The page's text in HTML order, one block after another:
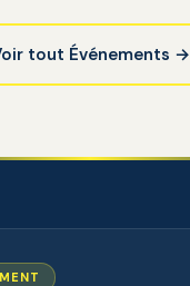
tout Événements →